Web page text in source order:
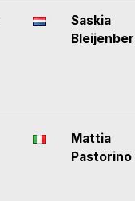
Saskia
Mattia
Pastorino